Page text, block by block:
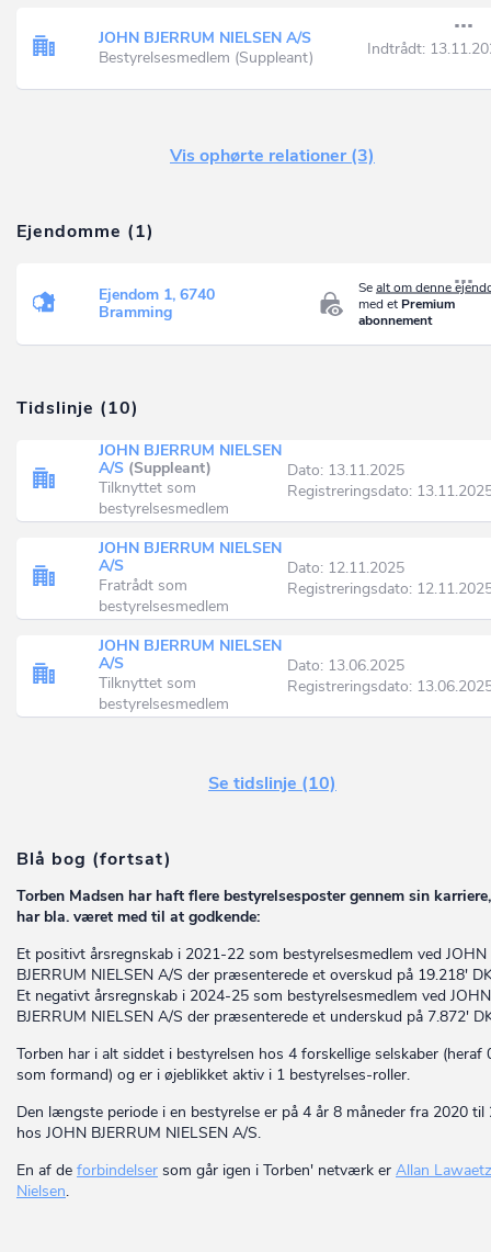
JOHN BJERRUM NIELSEN A/S
Bestyrelsesmedlem (Suppleant)
Indtrådt:
Vis ophørte relationer (3)
Ejendomme (1)
Sealt om denne
med et Premium
abonnement
Ejendom 1, 6740
Bramming
Tidslinje (10)
JOHN BJERRUM NIELSEN
A/S (Suppleant)
Tilknyttet som
bestyrelsesmedlem
Dato: 13.11.2025
Registreringsdato:
JOHN BJERRUM NIELSEN
A/S
Fratrådt som
bestyrelsesmedlem
Dato: 12.11.2025
Registreringsdato:
JOHN BJERRUM NIELSEN
A/S
Tilknyttet som
bestyrelsesmedlem
Dato: 13.06.2025
Registreringsdato:
Se tidslinje (10)
Blå bog (fortsat)
Torben Madsen har haft flere bestyrelsesposter gennem sin
har bla. været med til at godkende:
Et positivt årsregnskab i 2021-22 som bestyrelsesmedlem ved JOHN
BJERRUM NIELSEN A/S der præsenterede et overskud på 19.218'
Et negativt årsregnskab i 2024-25 som bestyrelsesmedlem ved JOHN
BJERRUM NIELSEN A/S der præsenterede et underskud på 7.872'
Torben har i alt siddet i bestyrelsen hos 4 forskellige selskaber (heraf
som formand) og er i øjeblikket aktiv i 1 bestyrelses-roller.
Den længste periode i en bestyrelse er på 4 år 8 måneder fra 2020 til
hos JOHN BJERRUM NIELSEN A/S.
En af de forbindelser som går igen i Torben' netværk er Allan Lawaetz
Nielsen.